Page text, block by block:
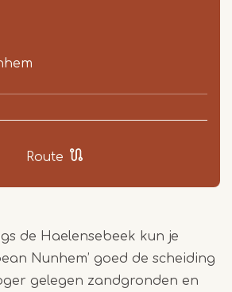
Route
de Haelensebeek kun je
Nunhem’ goed de scheiding
gelegen zandgronden en